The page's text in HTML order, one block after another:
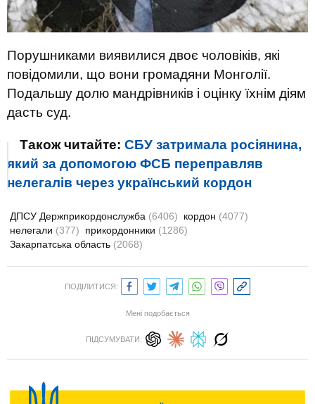
Порушниками виявилися двоє чоловіків, які
повідомили, що вони громадяни Монголії.
Подальшу долю мандрівників і оцінку їхнім діям
дасть суд.
Також читайте: СБУ затримала росіянина,
який за допомогою ФСБ переправляв
нелегалів через український кордон
ДПСУ Держприкордонслужба (6406) кордон (4077)
нелегали (377) прикордонники (1286)
Закарпатська область (2068)
ПОДІЛИТИСЯ:
Мені подобається
ПІДСУМУВАТИ: